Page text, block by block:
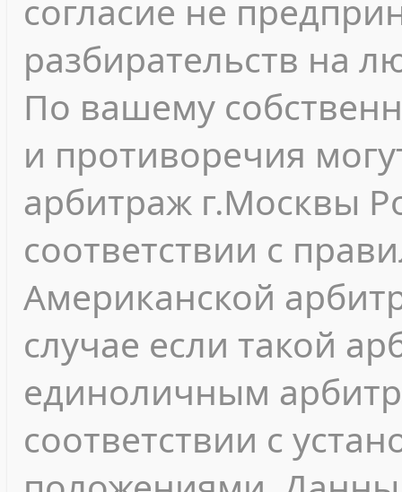
согласие не
разбирательств на
По вашему
и противоречия
арбитраж г.Москвы
соответствии с
Американской
случае если такой
единоличным
соответствии с